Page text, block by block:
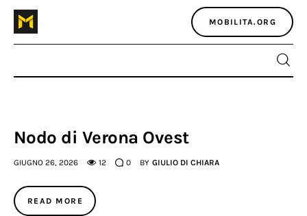
MOBILITA.ORG
Home
Atlante dei masters
Argomenti
Nodo di Verona Ovest
GIUGNO 26, 2026 12 0 BY GIULIO DI CHIARA
READ MORE